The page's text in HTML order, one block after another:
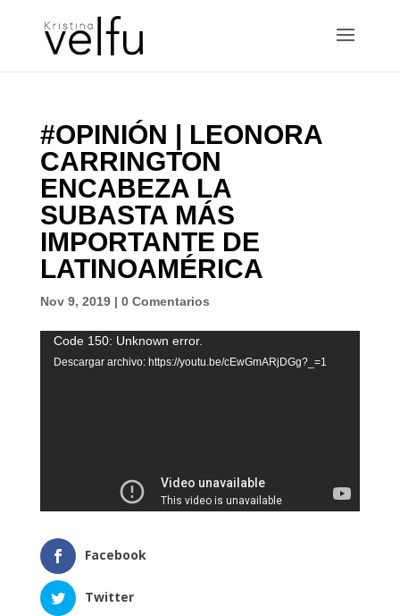
#OPINIÓN | LEONORA
CARRINGTON
ENCABEZA LA
SUBASTA MÁS
IMPORTANTE DE
LATINOAMÉRICA
Nov 9, 2019| 0 Comentarios
Reproductor
de
Code 150: Unknown error.
Descargar archivo: https://youtu.be/cEwGmARjDGg?_=1
Facebook
Twitter